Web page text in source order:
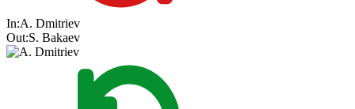
In:A. Dmitriev
Out:S. Bakaev